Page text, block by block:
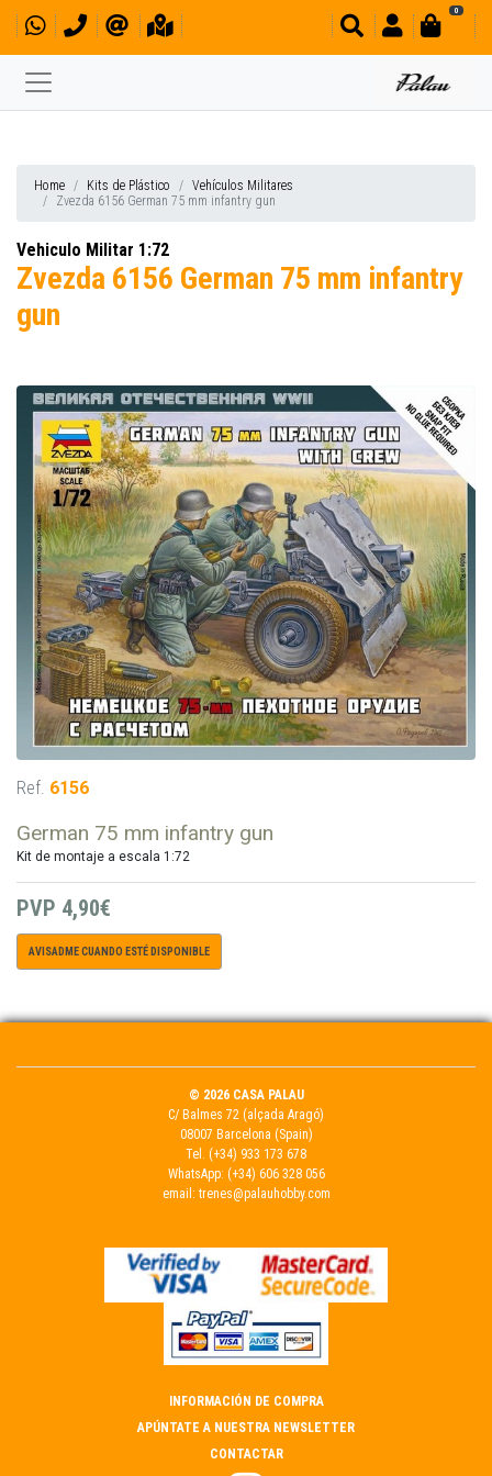
0
Home Kits de Plástico
Vehículos Militares
Zvezda 6156 German 75 mm infantry gun
Vehiculo Militar 1:72
Zvezda 6156 German 75 mm infantry
gun
Ref. 6156
German 75 mm infantry gun
Kit de montaje a escala 1:72
PVP 4,90€
AVISADME CUANDO ESTÉ DISPONIBLE
© 2026 CASA PALAU
C/ Balmes 72 (alçada Aragó)
08007 Barcelona (Spain)
Tel. (+34) 933 173 678
WhatsApp: (+34) 606 328 056
email: trenes@palauhobby.com
INFORMACIÓN DE COMPRA
APÚNTATE A NUESTRA NEWSLETTER
CONTACTAR